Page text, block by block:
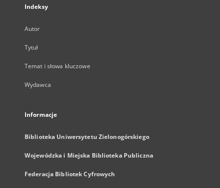
Indeksy
Autor
Tytuł
Temat i słowa kluczowe
Wydawca
Informacje
Biblioteka Uniwersytetu Zielonogórskiego
Wojewódzka i Miejska Biblioteka Publiczna
Federacja Bibliotek Cyfrowych